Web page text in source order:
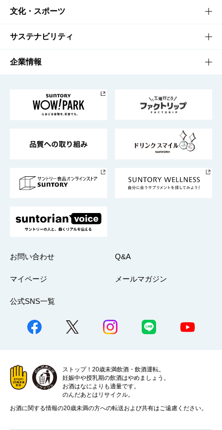
商品一覧
商品発売情報
栄養成分一覧
知る・楽しむTOP
キャンペーン
工場見学
地域情報
文化・スポーツ
文化・スポーツTOP
サントリーホール
サントリーサンバーズ大阪
サステナビリティ
サステナビリティTOP
サントリーが考えるサステナビリティ経営
企業情報
企業概要
採用情報
お問い合わせ Q&A
マイページ メールマガジン
公式SNS一覧
ストップ！20歳未満飲酒・飲酒運転。
妊娠中や授乳期の飲酒はやめましょう。
お酒はなによりも適量です。
のんだあとはリサイクル。
お酒に関する情報の20歳未満の方への転送および共有はご遠慮ください。